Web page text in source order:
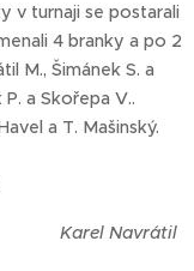
v turnaji se postarali
4 branky a po 2
M., Šimánek S. a
a Skořepa V..
a T. Mašinský.
Karel Navrátil